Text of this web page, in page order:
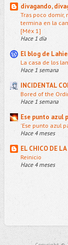
divagando,
Tras poco domir,
termina en la
[Méx 1]
Hace 1 día
El blog de
La casa de los
Hace 1 semana
INCIDENTAL
Bored of the
Hace 1 semana
Ese punto azul
'Ese punto azul
Hace 4 meses
EL CHICO DE
Reinicio
Hace 4 meses